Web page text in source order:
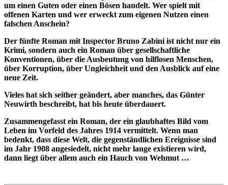
um einen Guten oder einen Bösen handelt. Wer spielt mit
offenen Karten und wer erweckt zum eigenen Nutzen einen
falschen Anschein?
Der fünfte Roman mit Inspector Bruno Zabini ist nicht nur ein
Krimi, sondern auch ein Roman über gesellschaftliche
Konventionen, über die Ausbeutung von hilflosen Menschen,
über Korruption, über Ungleichheit und den Ausblick auf eine
neue Zeit.
Vieles hat sich seither geändert, aber manches, das Günter
Neuwirth beschreibt, hat bis heute überdauert.
Zusammengefasst ein Roman, der ein glaubhaftes Bild vom
Leben im Vorfeld des Jahres 1914 vermittelt. Wenn man
bedenkt, dass diese Welt, die gegenständlichen Ereignisse sind
im Jahr 1908 angesiedelt, nicht mehr lange existieren wird,
dann liegt über allem auch ein Hauch von Wehmut …